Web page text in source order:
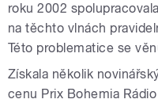
roku 2002
na těchto vlnách
Této problematice se
Získala několik
cenu Prix Bohemia